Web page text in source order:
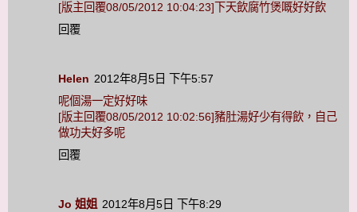
[版主回覆08/05/2012 10:04:23]下天飲腐竹煲嘅好好飲
回覆
Helen 2012年8月5日 下午5:57
呢個湯一定好好味
[版主回覆08/05/2012 10:02:56]豬肚湯好少有得飲，自己
做功夫好多呢
回覆
Jo 姐姐 2012年8月5日 下午8:29